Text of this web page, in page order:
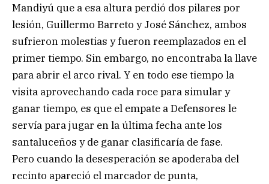
Mandiyú que a esa altura perdió dos pilares por
lesión, Guillermo Barreto y José Sánchez, ambos
sufrieron molestias y fueron reemplazados en el
primer tiempo. Sin embargo, no encontraba la llave
para abrir el arco rival. Y en todo ese tiempo la
visita aprovechando cada roce para simular y
ganar tiempo, es que el empate a Defensores le
servía para jugar en la última fecha ante los
santaluceños y de ganar clasificaría de fase.
Pero cuando la desesperación se apoderaba del
recinto apareció el marcador de punta,